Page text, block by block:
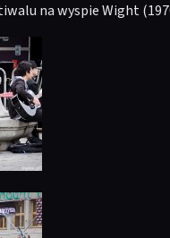
na wyspie Wight